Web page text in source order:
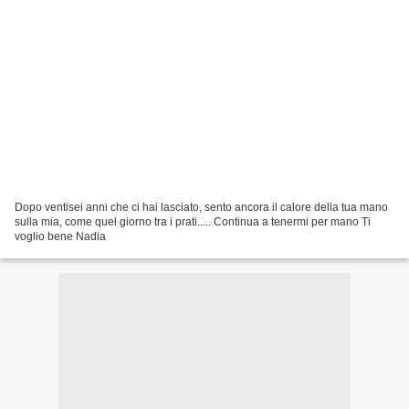
Dopo ventisei anni che ci hai lasciato, sento ancora il calore della tua mano
sulla mia, come quel giorno tra i prati..... Continua a tenermi per mano Ti
voglio bene Nadia